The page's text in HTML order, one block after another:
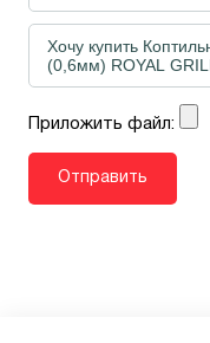
Приложить файл: